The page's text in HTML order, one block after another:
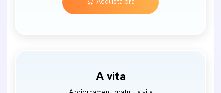
Acquista ora
A vita